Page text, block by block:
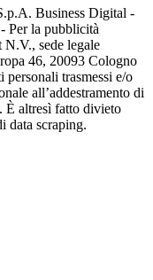
Business Digital -
Per la pubblicità
sede legale
46, 20093 Cologno
personali trasmessi e/o
all’addestramento di
È altresì fatto divieto
data scraping.